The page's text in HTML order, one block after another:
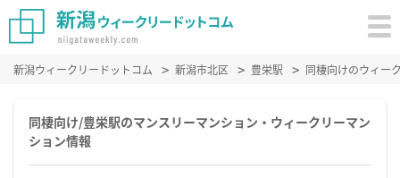
新潟ウィークリードットコム 新潟市北区 豊栄駅 同棲向けのウィー
同棲向け/豊栄駅のマンスリーマンション・ウィークリーマン
ション情報